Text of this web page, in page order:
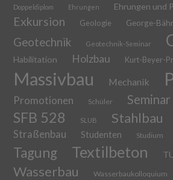
Doppeldiplom Ehrungen Ehrungen und
Exkursion Geologie George-
Geotechnik Geotechnik-Seminar
Habilitation Holzbau Kurt-Beyer-
Massivbau Mechanik
Promotionen Schüler
SFB 528 SLUB Stahlbau
Straßenbau Studenten Studium
Tagung Textilbeton
Wasserbau Wasserbaukolloquium